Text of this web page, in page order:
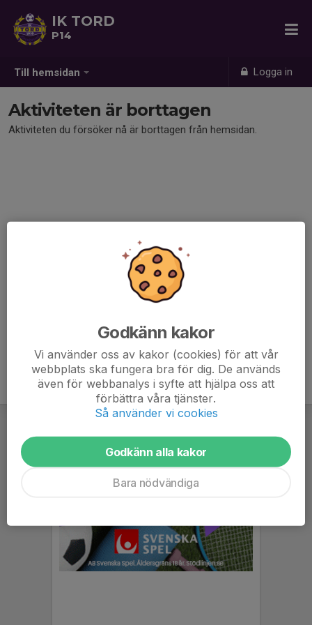
Till hemsidan Logga in
IK TORD
P14
Aktiviteten är borttagen
Aktiviteten du försöker nå är borttagen från hemsidan.
Godkänn kakor
Vi använder oss av kakor (cookies) för att vår
webbplats ska fungera bra för dig. De används
även för webbanalys i syfte att hjälpa oss att
förbättra våra tjänster.
Så använder vi cookies
Godkänn alla kakor
Bara nödvändiga